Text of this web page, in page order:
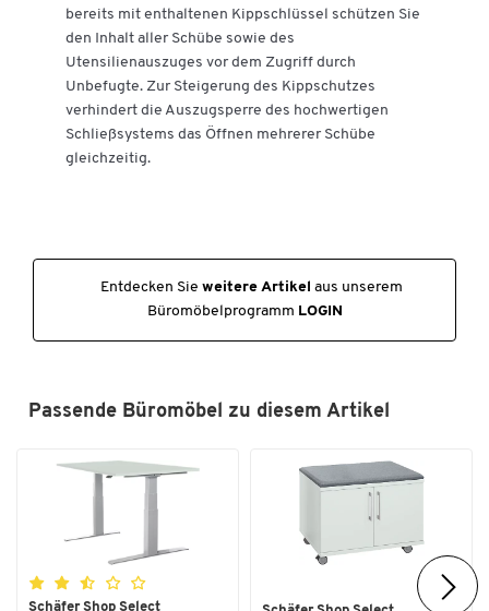
bereits mit enthaltenen Kippschlüssel schützen Sie
den Inhalt aller Schübe sowie des
Utensilienauszuges vor dem Zugriff durch
Unbefugte. Zur Steigerung des Kippschutzes
verhindert die Auszugsperre des hochwertigen
Schließsystems das Öffnen mehrerer Schübe
gleichzeitig.
Entdecken Sie weitere Artikel aus unserem
Büromöbelprogramm LOGIN
Passende Büromöbel zu diesem Artikel
Schäfer Shop Select